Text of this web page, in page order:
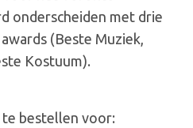
onderscheiden met drie
(Beste Muziek,
Kostuum).
bestellen voor: